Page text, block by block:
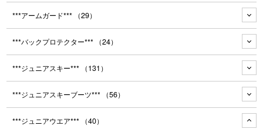
***アームガード*** （29）
***バックプロテクター*** （24）
***ジュニアスキー*** （131）
***ジュニアスキーブーツ*** （56）
***ジュニアウエア*** （40）